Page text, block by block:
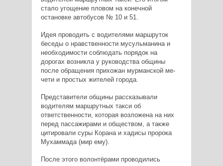
стало угощение пловом на конечной
остановке автобусов № 10 и 51.
Идея проводить с водителями маршруток
беседы о нравственности мусульманина и
необходимости соблюдать порядок на
дорогах возникла у руководства общины
после обращения пр­ихожан мурманской ме­
чети и простых жителей города.
Представители общины рассказывали
водителям маршру­тных такси об
ответственности, которая возложена на них
перед пассажирами и обществом, а также
цитировали суры Корана и хадисы про­рока
Мухаммада (мир ему).
После это­го волонтёрами проводились